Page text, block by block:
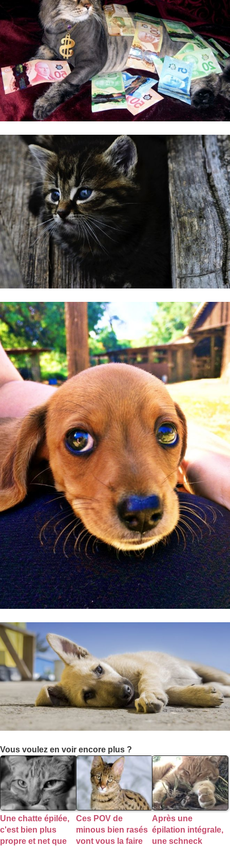
Vous voulez en voir encore plus ?
Une chatte épilée,
c'est bien plus
propre et net que
Ces POV de
minous bien rasés
vont vous la faire
Après une
épilation intégrale,
une schneck